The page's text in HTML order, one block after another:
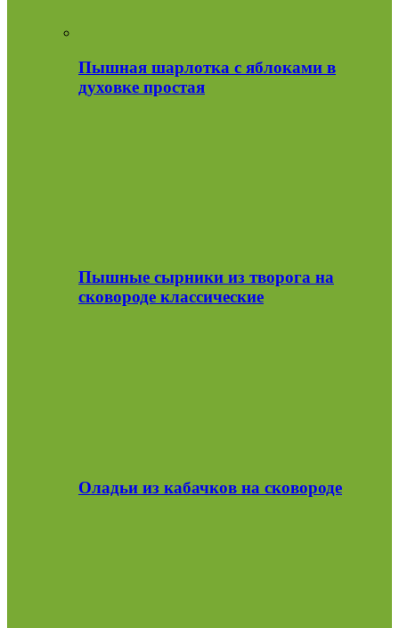
Пышная шарлотка с яблоками в
духовке простая
Пышные сырники из творога на
сковороде классические
Оладьи из кабачков на сковороде